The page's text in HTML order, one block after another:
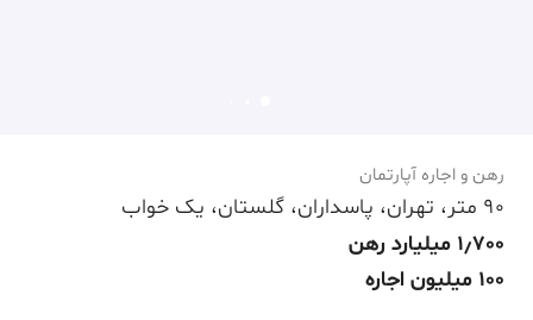
رهن و اجاره آپارتمان
90 متر، تهران، پاسداران، گلستان، یک خواب
1٫700 میلیارد رهن
100 میلیون اجاره